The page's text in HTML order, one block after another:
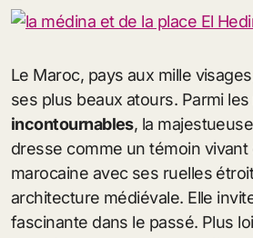
Le Maroc, pays aux mille
ses plus beaux atours. Parmi les
incontournables, la
dresse comme un témoin vivant
marocaine avec ses ruelles
architecture médiévale. Elle
fascinante dans le passé. Plus